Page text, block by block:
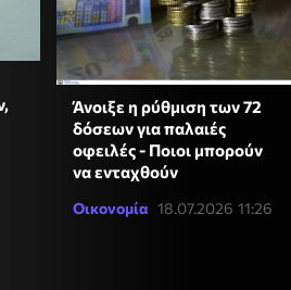
Άνοιξε η ρύθμιση των 72
δόσεων για παλαιές
οφειλές - Ποιοι μπορούν
να ενταχθούν
Οικονομία 18.07.2026 11:26